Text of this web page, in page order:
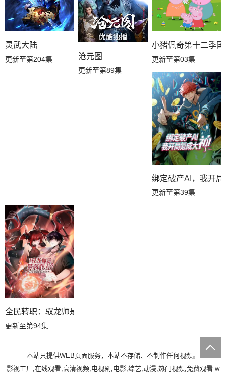
灵武大陆
更新至第204集 沧元图
更新至第89集
小猪佩奇第十二季国
更新至第03集
绑定破产AI，我开
更新至第39集
全民转职：驭龙师是最弱职业？动态漫
更新至第94集
本站只提供WEB页面服务，本站不存储、不制作任何视频。
影视工厂,在线观看,高清视频,电视剧,电影,综艺,动漫,热门视频,免费观看 w